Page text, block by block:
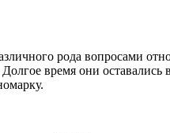
рода вопросами
время они оставались